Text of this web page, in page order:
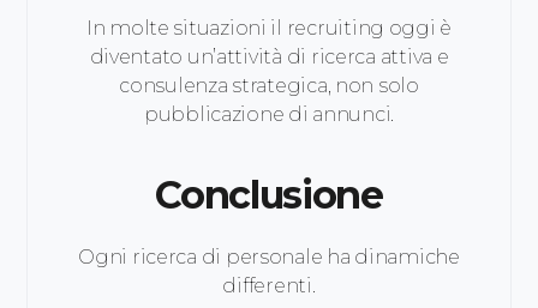
In molte situazioni il recruiting oggi è
diventato un’attività di ricerca attiva e
consulenza strategica, non solo
pubblicazione di annunci.
Conclusione
Ogni ricerca di personale ha dinamiche
differenti.